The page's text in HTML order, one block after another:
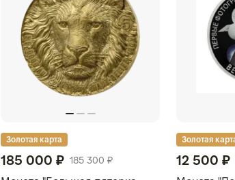
Золотая карта
185 000 ₽ 185 300 ₽
Золотая
12 500 ₽